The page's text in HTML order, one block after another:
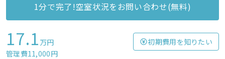
1分で完了!空室状況をお問い合わせ(無料)
17.1 万円
管理費11,000円
初期費用を知りたい